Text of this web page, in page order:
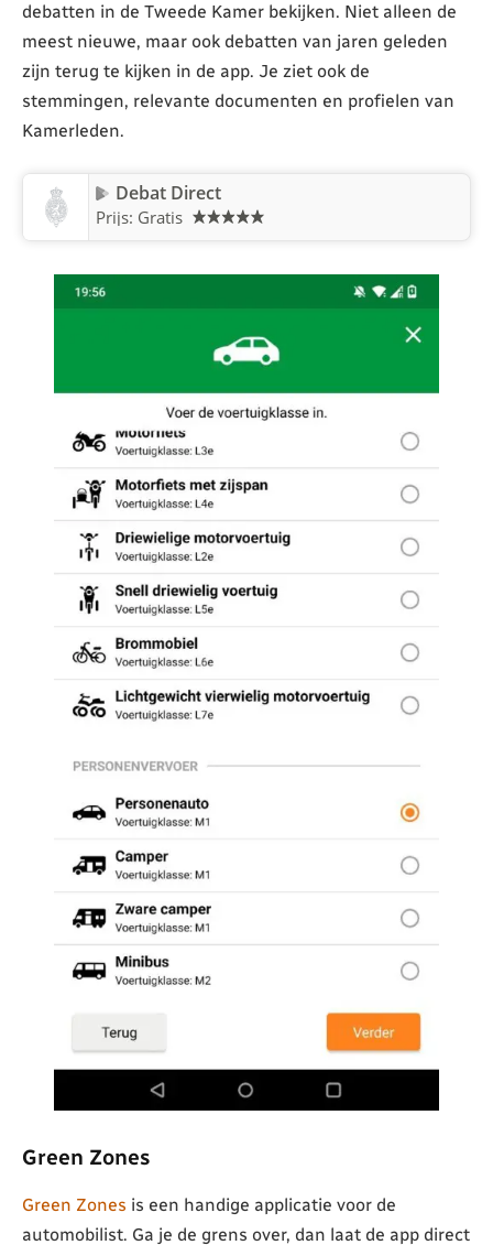
debatten in de Tweede Kamer bekijken. Niet alleen de
meest nieuwe, maar ook debatten van jaren geleden
zijn terug te kijken in de app. Je ziet ook de
stemmingen, relevante documenten en profielen van
Kamerleden.
Debat Direct
Prijs: Gratis
Green Zones
Green Zones is een handige applicatie voor de
automobilist. Ga je de grens over, dan laat de app direct